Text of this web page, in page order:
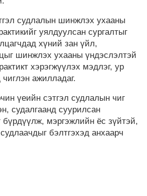
судлалын шинжлэх ухааны
уялдуулсан сургалтыг
хүний зан үйл,
шинжлэх ухааны үндэслэлтэй
хэрэгжүүлэх мэдлэг, ур
ажилладаг.
үеийн сэтгэл судлалын чиг
судалгаанд суурилсан
бүрдүүлж, мэргэжлийн ёс зүйтэй,
бэлтгэхэд анхаарч